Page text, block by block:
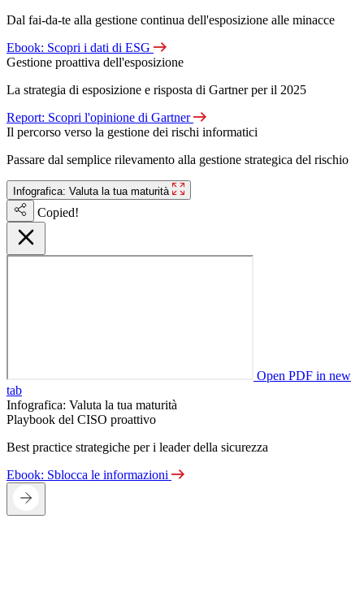
Dal fai-da-te alla gestione continua dell'esposizione alle minacce
Ebook: Scopri i dati di ESG
Gestione proattiva dell'esposizione
La strategia di esposizione e risposta di Gartner per il 2025
Report: Scopri l'opinione di Gartner
Il percorso verso la gestione dei rischi informatici
Passare dal semplice rilevamento alla gestione strategica del rischio
Infografica: Valuta la tua maturità
Copied!
Open PDF in new
tab
Infografica: Valuta la tua maturità
Playbook del CISO proattivo
Best practice strategiche per i leader della sicurezza
Ebook: Sblocca le informazioni